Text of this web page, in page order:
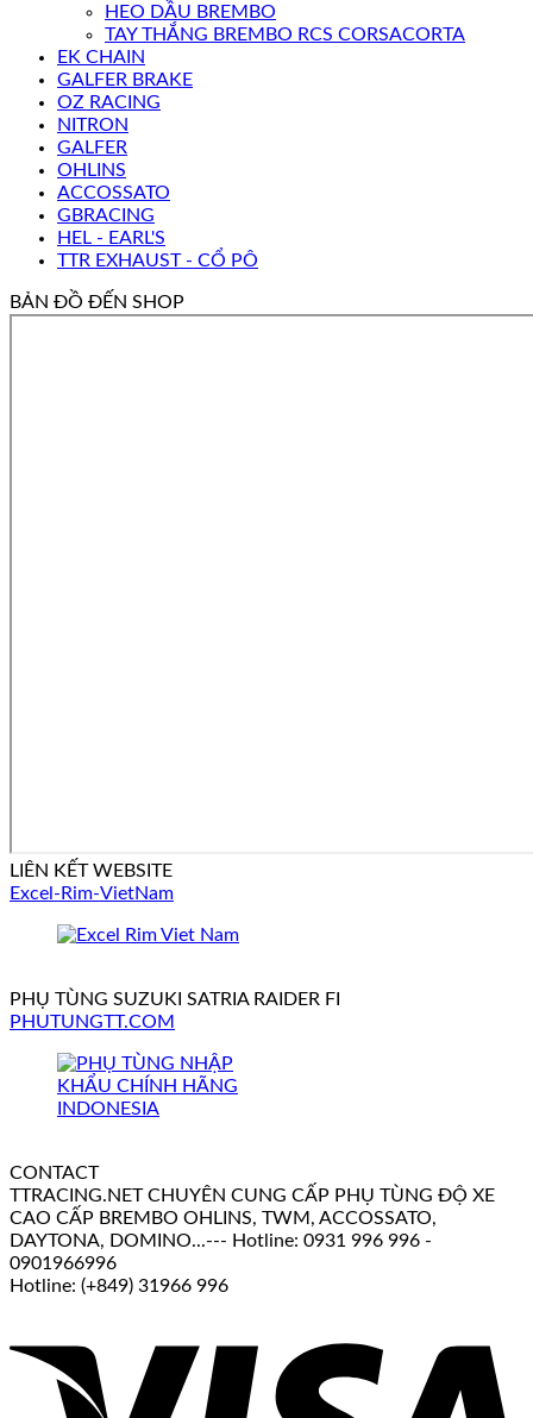
HEO DẦU BREMBO
TAY THẮNG BREMBO RCS CORSACORTA
EK CHAIN
GALFER BRAKE
OZ RACING
NITRON
GALFER
OHLINS
ACCOSSATO
GBRACING
HEL - EARL'S
TTR EXHAUST - CỔ PÔ
BẢN ĐỒ ĐẾN SHOP
LIÊN KẾT WEBSITE
Excel-Rim-VietNam
PHỤ TÙNG SUZUKI SATRIA RAIDER FI
PHUTUNGTT.COM
CONTACT
TTRACING.NET CHUYÊN CUNG CẤP PHỤ TÙNG ĐỘ XE
CAO CẤP BREMBO OHLINS, TWM, ACCOSSATO,
DAYTONA, DOMINO...--- Hotline: 0931 996 996 -
0901966996
Hotline: (+849) 31966 996